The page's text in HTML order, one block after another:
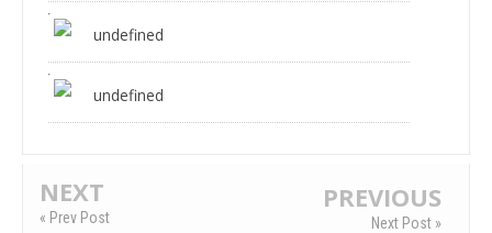
undefined
undefined
NEXT
« Prev Post
PREVIOUS
Next Post »